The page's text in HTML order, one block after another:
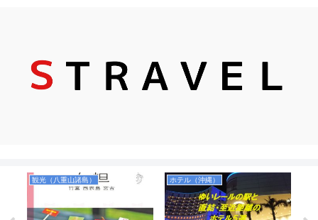
観光（八重山諸島） ホテル（沖縄）